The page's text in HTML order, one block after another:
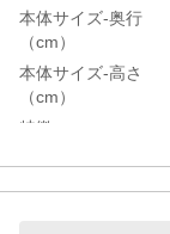
本体サイズ-奥行
（cm）
本体サイズ-高さ
（cm）
特徴